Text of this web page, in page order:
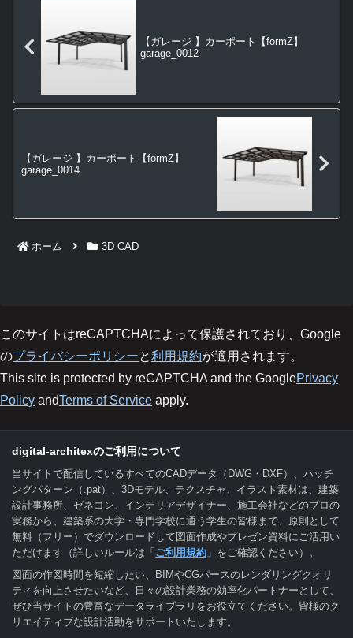
【ガレージ 】カーポート【formZ】
garage_0012
【ガレージ 】カーポート【formZ】
garage_0014
ホーム 3D CAD
このサイトはreCAPTCHAによって保護されており、Google
のプライバシーポリシーと利用規約が適用されます。
This site is protected by reCAPTCHA and the GooglePrivacy
Policy andTerms of Service apply.
digital-architexのご利用について
当サイトで配信しているすべてのCADデータ（DWG・DXF）、ハッチ
ングパターン（.pat）、3Dモデル、テクスチャ、イラスト素材は、建築
設計事務所、ゼネコン、インテリアデザイナー、施工会社などのプロの
実務から、建築系の大学・専門学校に通う学生の皆様まで、原則として
無料（フリー）でダウンロードして図面作成やプレゼン資料にご活用い
ただけます（詳しいルールは「ご利用規約 」をご確認ください）。
図面の作図時間を短縮したい、BIMやCGパースのレンダリングクオリ
ティを向上させたいなど、日々の設計業務の効率化パートナーとして、
ぜひ当サイトの豊富なデータライブラリをお役立てください。皆様のク
リエイティブな設計活動をサポートいたします。